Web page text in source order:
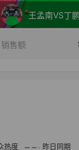
王孟南VS丁鹏
¥